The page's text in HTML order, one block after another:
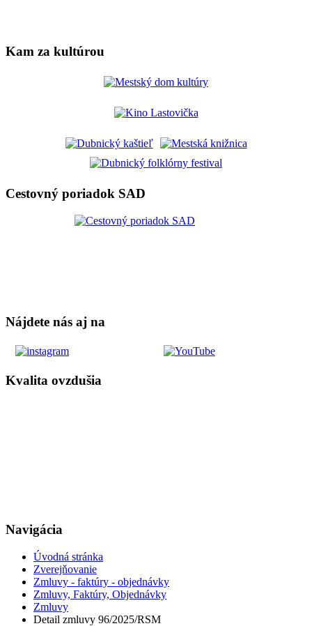
Kam za kultúrou
Cestovný poriadok SAD
Nájdete nás aj na
Kvalita ovzdušia
Navigácia
Úvodná stránka
Zverejňovanie
Zmluvy - faktúry - objednávky
Zmluvy, Faktúry, Objednávky
Zmluvy
Detail zmluvy 96/2025/RSM